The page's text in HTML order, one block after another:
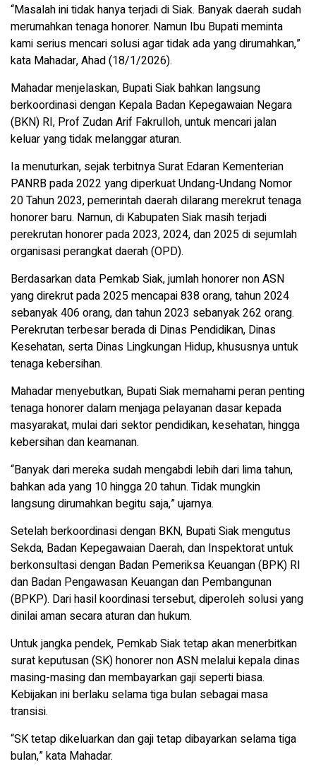
“Masalah ini tidak hanya terjadi di Siak. Banyak daerah sudah
merumahkan tenaga honorer. Namun Ibu Bupati meminta
kami serius mencari solusi agar tidak ada yang dirumahkan,”
kata Mahadar, Ahad (18/1/2026).
Mahadar menjelaskan, Bupati Siak bahkan langsung
berkoordinasi dengan Kepala Badan Kepegawaian Negara
(BKN) RI, Prof Zudan Arif Fakrulloh, untuk mencari jalan
keluar yang tidak melanggar aturan.
Ia menuturkan, sejak terbitnya Surat Edaran Kementerian
PANRB pada 2022 yang diperkuat Undang-Undang Nomor
20 Tahun 2023, pemerintah daerah dilarang merekrut tenaga
honorer baru. Namun, di Kabupaten Siak masih terjadi
perekrutan honorer pada 2023, 2024, dan 2025 di sejumlah
organisasi perangkat daerah (OPD).
Berdasarkan data Pemkab Siak, jumlah honorer non ASN
yang direkrut pada 2025 mencapai 838 orang, tahun 2024
sebanyak 406 orang, dan tahun 2023 sebanyak 262 orang.
Perekrutan terbesar berada di Dinas Pendidikan, Dinas
Kesehatan, serta Dinas Lingkungan Hidup, khususnya untuk
tenaga kebersihan.
Mahadar menyebutkan, Bupati Siak memahami peran penting
tenaga honorer dalam menjaga pelayanan dasar kepada
masyarakat, mulai dari sektor pendidikan, kesehatan, hingga
kebersihan dan keamanan.
“Banyak dari mereka sudah mengabdi lebih dari lima tahun,
bahkan ada yang 10 hingga 20 tahun. Tidak mungkin
langsung dirumahkan begitu saja,” ujarnya.
Setelah berkoordinasi dengan BKN, Bupati Siak mengutus
Sekda, Badan Kepegawaian Daerah, dan Inspektorat untuk
berkonsultasi dengan Badan Pemeriksa Keuangan (BPK) RI
dan Badan Pengawasan Keuangan dan Pembangunan
(BPKP). Dari hasil koordinasi tersebut, diperoleh solusi yang
dinilai aman secara aturan dan hukum.
Untuk jangka pendek, Pemkab Siak tetap akan menerbitkan
surat keputusan (SK) honorer non ASN melalui kepala dinas
masing-masing dan membayarkan gaji seperti biasa.
Kebijakan ini berlaku selama tiga bulan sebagai masa
transisi.
“SK tetap dikeluarkan dan gaji tetap dibayarkan selama tiga
bulan,” kata Mahadar.